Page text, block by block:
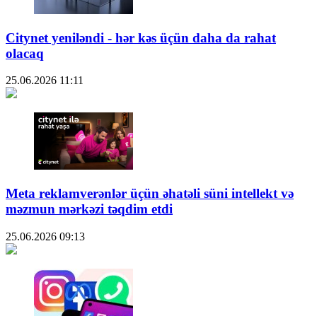
Citynet yeniləndi - hər kəs üçün daha da rahat
olacaq
25.06.2026 11:11
Meta reklamverənlər üçün əhatəli süni intellekt və
məzmun mərkəzi təqdim etdi
25.06.2026 09:13